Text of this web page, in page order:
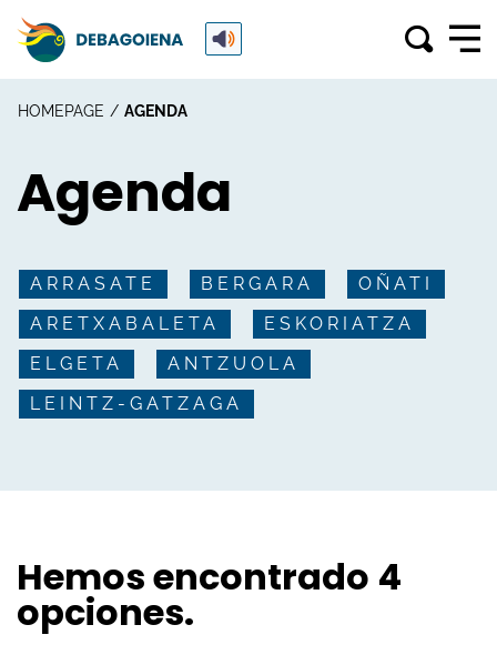
HOMEPAGE AGENDA
Agenda
ARRASATE BERGARA
OÑATI
ARETXABALETA
ESKORIATZA
ELGETA
ANTZUOLA
LEINTZ-GATZAGA
Hemos encontrado 4
opciones.